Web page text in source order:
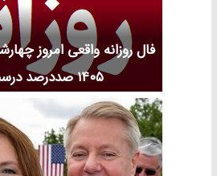
۱۴۰۵ صددرصد درست